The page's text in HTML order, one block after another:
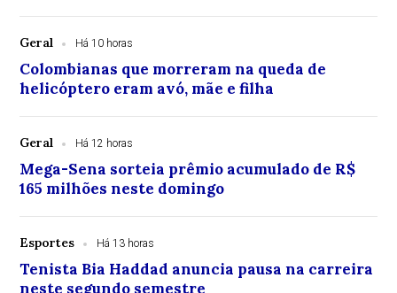
Geral Há 10 horas
Colombianas que morreram na queda de
helicóptero eram avó, mãe e filha
Geral Há 12 horas
Mega-Sena sorteia prêmio acumulado de R$
165 milhões neste domingo
Esportes Há 13 horas
Tenista Bia Haddad anuncia pausa na carreira
neste segundo semestre